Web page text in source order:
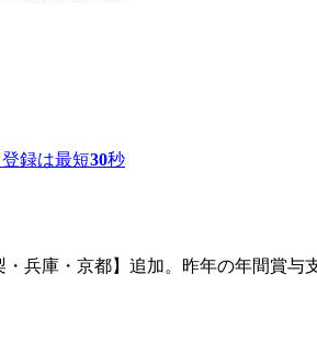
録は最短30秒
兵庫・京都】追加。昨年の年間賞与